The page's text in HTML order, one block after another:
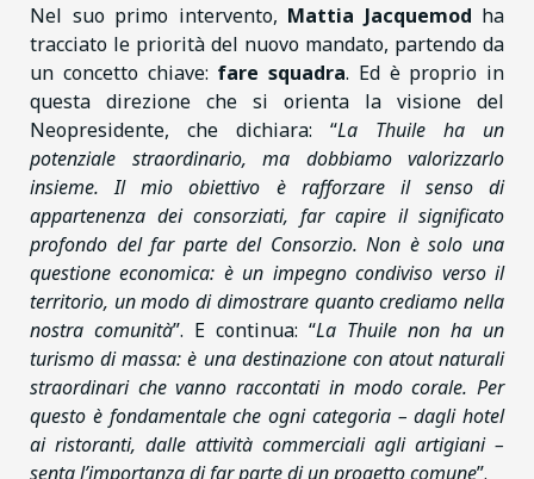
Nel suo primo intervento, Mattia Jacquemod ha
tracciato le priorità del nuovo mandato, partendo da
un concetto chiave: fare squadra. Ed è proprio in
questa direzione che si orienta la visione del
Neopresidente, che dichiara: “La Thuile ha un
potenziale straordinario, ma dobbiamo valorizzarlo
insieme. Il mio obiettivo è rafforzare il senso di
appartenenza dei consorziati, far capire il significato
profondo del far parte del Consorzio. Non è solo una
questione economica: è un impegno condiviso verso il
territorio, un modo di dimostrare quanto crediamo nella
nostra comunità”. E continua: “La Thuile non ha un
turismo di massa: è una destinazione con atout naturali
straordinari che vanno raccontati in modo corale. Per
questo è fondamentale che ogni categoria – dagli hotel
ai ristoranti, dalle attività commerciali agli artigiani –
senta l’importanza di far parte di un progetto comune”.